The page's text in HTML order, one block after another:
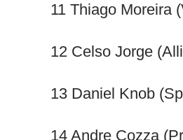
11 Thiago Moreira
12 Celso Jorge
13 Daniel Knob
14 Andre Cozza